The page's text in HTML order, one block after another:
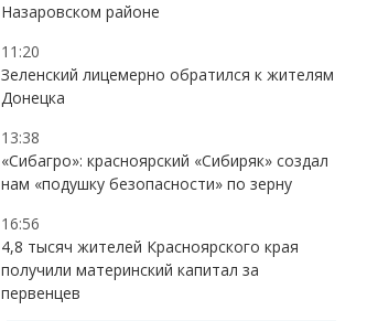
Назаровском районе
11:20
Зеленский лицемерно обратился к жителям
Донецка
13:38
«Сибагро»: красноярский «Сибиряк» создал
нам «подушку безопасности» по зерну
16:56
4,8 тысяч жителей Красноярского края
получили материнский капитал за
первенцев